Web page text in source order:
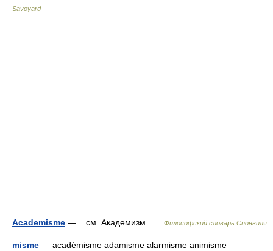
Savoyard
Academisme — см. Академизм … Философский словарь Спонвиля
misme — académisme adamisme alarmisme animisme